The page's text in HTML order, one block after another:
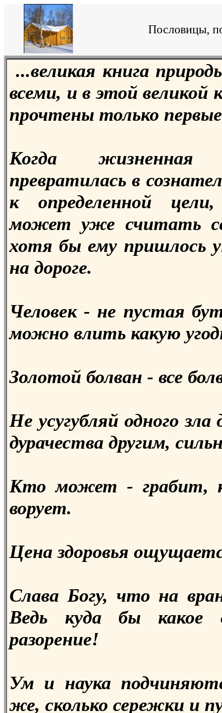
Пословицы,
...великая книга
всеми, и в этой великой
прочтены только
Когда
превратилась в
к определенной
может уже считать
хотя бы ему пришлось
на дороге.
Человек - не пустая
можно влить какую
Золотой болван - все
Не усугубляй одного зла
дурачества другим,
Кто может - грабит,
ворует.
Цена здоровья
Слава Богу, что на
Ведь куда бы какое
разорение!
Ум и наука
же, сколько сережки и